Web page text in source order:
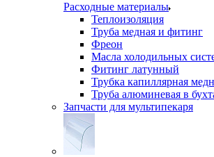
Расходные материалы
Теплоизоляция
Труба медная и фитинг
Фреон
Масла холодильных
Фитинг латунный
Трубка капиллярная
Труба алюминевая в
Запчасти для мультипекаря